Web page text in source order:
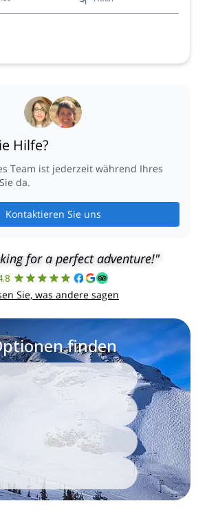
Hilfe?
Team ist jederzeit während Ihres
da.
Kontaktieren Sie uns
for a perfect adventure!"
Sie, was andere sagen
finden